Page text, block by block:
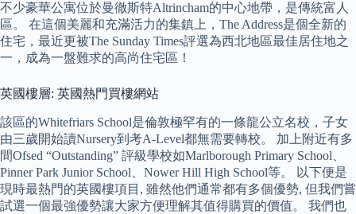
不少豪華公寓位於曼徹斯特Altrincham的中心地帶，是傳統富人
區。 在這個美麗和充滿活力的集鎮上，The Address是個全新的
住宅，最近更被The Sunday Times評選為西北地區最佳居住地之
一，成為一盤難求的高尚住宅區！
英國樓層: 英國熱門買樓網站
該區的Whitefriars School是倫敦極罕有的一條龍公立名校，子女
由三歲開始讀Nursery到考A-Level都無需要轉校。 加上附近有多
間Ofsed “Outstanding” 評級學校如Marlborough Primary School、
Pinner Park Junior School、Nower Hill High School等。 以下便是
現時最熱門的英國樓項目, 雖然他們通常都有多個優勢, 但我們嘗
試選一個最強優勢讓大家方便理解其值得購買的價值。 我們也